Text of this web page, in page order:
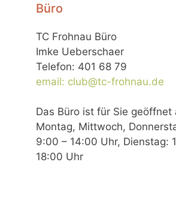
Büro
TC Frohnau Büro
Imke Ueberschaer
Telefon: 401 68 79
email: club@tc-frohnau.de
Das Büro ist für Sie geöffnet
Montag, Mittwoch,
9:00 – 14:00 Uhr, Dienstag:
18:00 Uhr